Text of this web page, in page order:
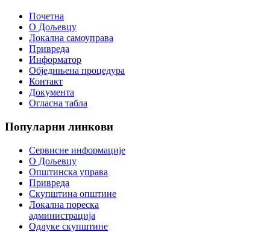
Почетна
О Дољевцу
Локална самоуправа
Привреда
Информатор
Обједињена процедура
Контакт
Документа
Огласна табла
Популарни линкови
Сервисне информације
О Дољевцу
Општинска управа
Привреда
Скупштина општине
Локална пореска
администрација
Одлуке скупштине